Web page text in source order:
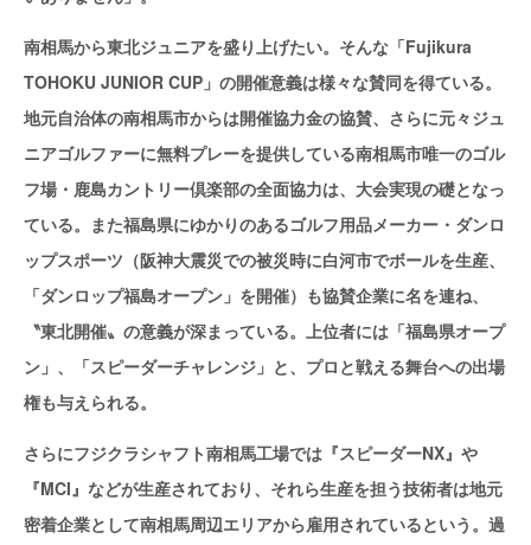
南相馬から東北ジュニアを盛り上げたい。そんな「Fujikura
TOHOKU JUNIOR CUP」の開催意義は様々な賛同を得ている。
地元自治体の南相馬市からは開催協力金の協賛、さらに元々ジュ
ニアゴルファーに無料プレーを提供している南相馬市唯一のゴル
フ場・鹿島カントリー倶楽部の全面協力は、大会実現の礎となっ
ている。また福島県にゆかりのあるゴルフ用品メーカー・ダンロ
ップスポーツ（阪神大震災での被災時に白河市でボールを生産、
「ダンロップ福島オープン」を開催）も協賛企業に名を連ね、
〝東北開催〟の意義が深まっている。上位者には「福島県オープ
ン」、「スピーダーチャレンジ」と、プロと戦える舞台への出場
権も与えられる。
さらにフジクラシャフト南相馬工場では『スピーダーNX』や
『MCI』などが生産されており、それら生産を担う技術者は地元
密着企業として南相馬周辺エリアから雇用されているという。過